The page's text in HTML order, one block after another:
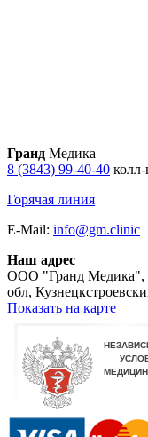
Гранд Медика
8 (3843) 99-40-40
Горячая линия
E-Mail: info@gm.clinic
Наш адрес
ООО "Гранд Медика",
обл,
Показать на карте